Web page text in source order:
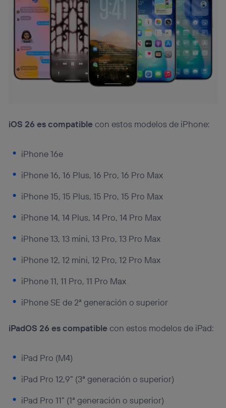
iOS 26 es compatible con estos modelos de iPhone:
iPhone 16e
iPhone 16, 16 Plus, 16 Pro, 16 Pro Max
iPhone 15, 15 Plus, 15 Pro, 15 Pro Max
iPhone 14, 14 Plus, 14 Pro, 14 Pro Max
iPhone 13, 13 mini, 13 Pro, 13 Pro Max
iPhone 12, 12 mini, 12 Pro, 12 Pro Max
iPhone 11, 11 Pro, 11 Pro Max
iPhone SE de 2ª generación o superior
iPadOS 26 es compatible con estos modelos de iPad:
iPad Pro (M4)
iPad Pro 12,9” (3ª generación o superior)
iPad Pro 11” (1ª generación o superior)